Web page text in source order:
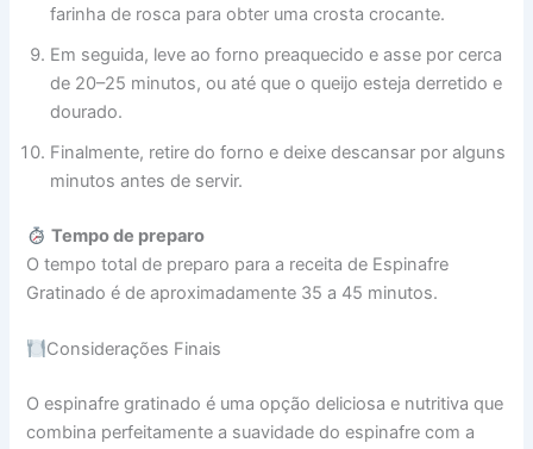
farinha de rosca para obter uma crosta crocante.
Em seguida, leve ao forno preaquecido e asse por cerca
de 20–25 minutos, ou até que o queijo esteja derretido e
dourado.
Finalmente, retire do forno e deixe descansar por alguns
minutos antes de servir.
Tempo de preparo
O tempo total de preparo para a receita de Espinafre
Gratinado é de aproximadamente 35 a 45 minutos.
Considerações Finais
O espinafre gratinado é uma opção deliciosa e nutritiva que
combina perfeitamente a suavidade do espinafre com a